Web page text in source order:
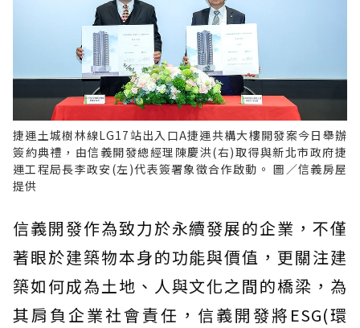
捷運土城樹林線LG17站出入口A捷運共構大樓開發案今日舉辦
簽約典禮，由信義開發總經理陳慶洪(右)取得與新北市政府捷
運工程局長李政安(左)代表簽署象徵合作啟動。 圖／信義房屋
提供
信義開發作為致力於永續發展的企業，不僅
著眼於建築物本身的功能與價值，更關注建
築如何成為土地、人與文化之間的橋梁，為
其肩負企業社會責任，信義開發將ESG(環